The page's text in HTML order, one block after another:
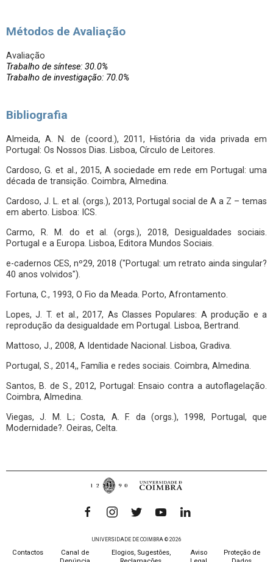
Métodos de Avaliação
Avaliação
Trabalho de síntese: 30.0%
Trabalho de investigação: 70.0%
Bibliografia
Almeida, A. N. de (coord.), 2011, História da vida privada em
Portugal: Os Nossos Dias. Lisboa, Círculo de Leitores.
Cardoso, G. et al., 2015, A sociedade em rede em Portugal: uma
década de transição. Coimbra, Almedina.
Cardoso, J. L. et al. (orgs.), 2013, Portugal social de A a Z – temas
em aberto. Lisboa: ICS.
Carmo, R. M. do et al. (orgs.), 2018, Desigualdades sociais.
Portugal e a Europa. Lisboa, Editora Mundos Sociais.
e-cadernos CES, nº29, 2018 ("Portugal: um retrato ainda singular?
40 anos volvidos").
Fortuna, C., 1993, O Fio da Meada. Porto, Afrontamento.
Lopes, J. T. et al., 2017, As Classes Populares: A produção e a
reprodução da desigualdade em Portugal. Lisboa, Bertrand.
Mattoso, J., 2008, A Identidade Nacional. Lisboa, Gradiva.
Portugal, S., 2014,, Família e redes sociais. Coimbra, Almedina.
Santos, B. de S., 2012, Portugal: Ensaio contra a autoflagelação.
Coimbra, Almedina.
Viegas, J. M. L.; Costa, A. F. da (orgs.), 1998, Portugal, que
Modernidade?. Oeiras, Celta.
UNIVERSIDADE DE COIMBRA © 2026
Contactos
Canal de
Elogios, Sugestões,
Aviso
Proteção de